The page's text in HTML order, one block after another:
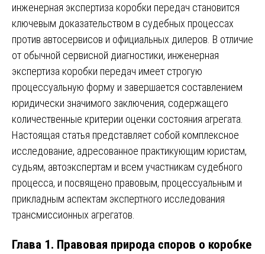
инженерная экспертиза коробки передач становится
ключевым доказательством в судебных процессах
против автосервисов и официальных дилеров. В отличие
от обычной сервисной диагностики, инженерная
экспертиза коробки передач имеет строгую
процессуальную форму и завершается составлением
юридически значимого заключения, содержащего
количественные критерии оценки состояния агрегата.
Настоящая статья представляет собой комплексное
исследование, адресованное практикующим юристам,
судьям, автоэкспертам и всем участникам судебного
процесса, и посвящено правовым, процессуальным и
прикладным аспектам экспертного исследования
трансмиссионных агрегатов.
Глава 1. Правовая природа споров о коробке